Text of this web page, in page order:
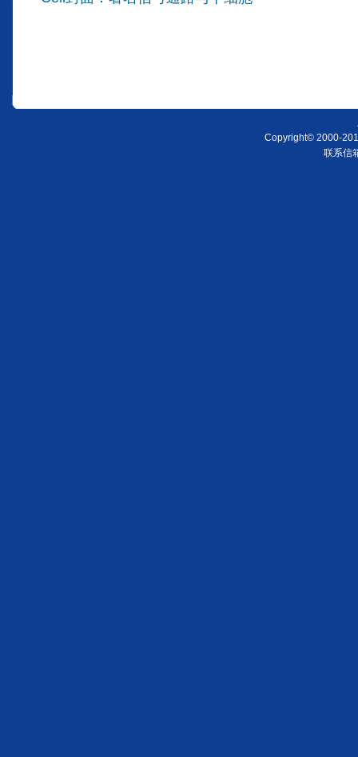
Copyright© 2000-
联系信